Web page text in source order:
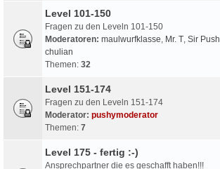
Level 101-150
Fragen zu den Leveln 101-150
Moderatoren: maulwurfklasse, Mr. T, Sir Push
chulian
Themen: 32
Level 151-174
Fragen zu den Leveln 151-174
Moderator: pushymoderator
Themen: 7
Level 175 - fertig :-)
Ansprechpartner die es geschafft haben!!!